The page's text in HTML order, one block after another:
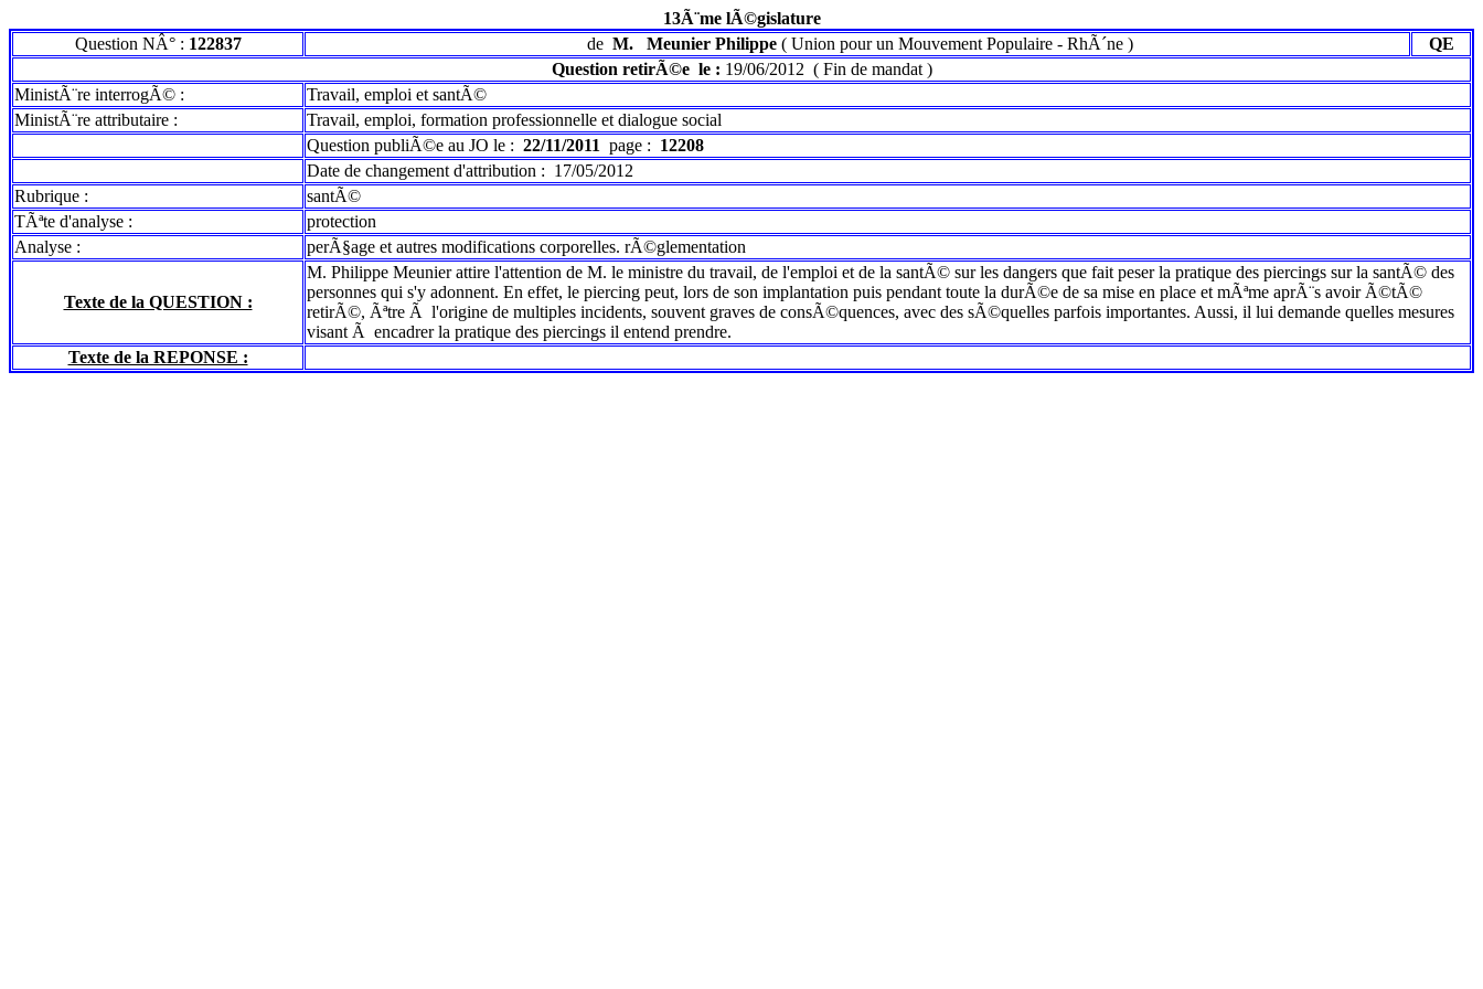
13Ã¨me lÃ©gislature
Question NÂ° : 122837 de M. Meunier Philippe ( Union pour un Mouvement Populaire- RhÃ´ne)
QE
Question retirÃ©ele : 19/06/2012 ( Fin de mandat)
MinistÃ¨re interrogÃ© :
Travail, emploi et santÃ©
MinistÃ¨re attributaire :
Travail, emploi, formation professionnelle et dialogue social
Question publiÃ©e au JO le : 22/11/2011 page : 12208
Date de changement d'attribution : 17/05/2012
Rubrique :
santÃ©
TÃªte d'analyse :
protection
Analyse :
perÃ§age et autres modifications corporelles. rÃ©glementation
Texte de la QUESTION :
M. Philippe Meunier attire l'attention de M. le ministre du travail, de l'emploi et de la santÃ© sur les dangers que fait peser la pratique des piercings sur la santÃ© des
personnes qui s'y adonnent. En effet, le piercing peut, lors de son implantation puis pendant toute la durÃ©e de sa mise en place et mÃªme aprÃ¨s avoir Ã©tÃ©
retirÃ©, Ãªtre Ã l'origine de multiples incidents, souvent graves de consÃ©quences, avec des sÃ©quelles parfois importantes. Aussi, il lui demande quelles mesures
visant Ã encadrer la pratique des piercings il entend prendre.
Texte de la REPONSE :